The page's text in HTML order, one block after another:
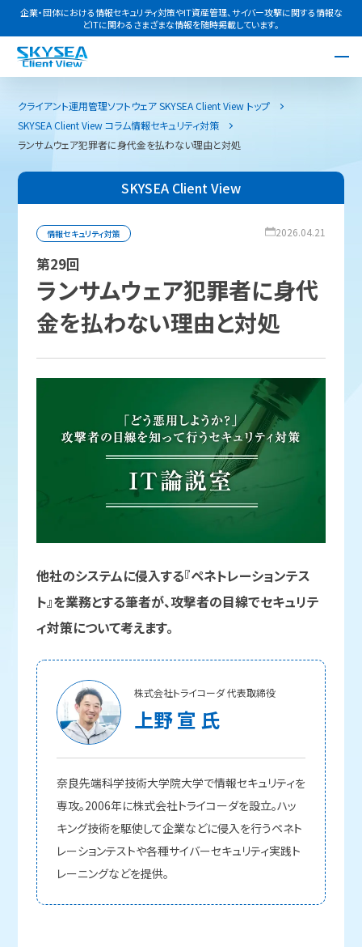
企業・団体における情報セキュリティ対策やIT資産管理、サイバー攻撃に関する情報な
どITに関わるさまざまな情報を随時掲載しています。
クライアント運用管理ソフトウェア SKYSEA Client View トップ
SKYSEA Client View コラム情報セキュリティ対策
ランサムウェア犯罪者に身代金を払わない理由と対処
SKYSEA Client View
情報セキュリティ対策 2026.04.21
第29回
ランサムウェア犯罪者に身代
金を払わない理由と対処
他社のシステムに侵入する『ペネトレーションテス
ト』を業務とする筆者が、攻撃者の目線でセキュリテ
ィ対策について考えます。
株式会社トライコーダ 代表取締役
上野 宣 氏
奈良先端科学技術大学院大学で情報セキュリティを
専攻。2006年に株式会社トライコーダを設立。ハッ
キング技術を駆使して企業などに侵入を行うペネト
レーションテストや各種サイバーセキュリティ実践ト
レーニングなどを提供。